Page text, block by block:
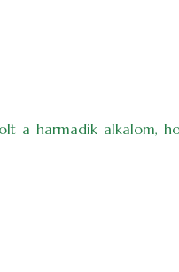
a harmadik alkalom,